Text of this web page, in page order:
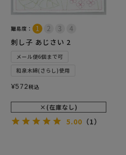
難易度：
刺し子 あじさい 2
メール便6個まで可
和泉木綿(さらし)使用
¥572税込
×(在庫なし)
5.00 （1）